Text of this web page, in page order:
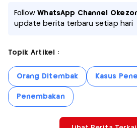
FollowWhatsApp Channel
update berita terbaru setiap hari
Topik Artikel :
Orang Ditembak Kasus
Penembakan